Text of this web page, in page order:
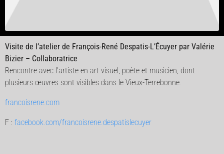
Visite de l’atelier de François-René Despatis-L’Écuyer par Valérie
Bizier – Collaboratrice
Rencontre avec l’artiste en art visuel, poète et musicien, dont
plusieurs œuvres sont visibles dans le Vieux-Terrebonne.
francoisrene.com
F : facebook.com/francoisrene.despatislecuyer